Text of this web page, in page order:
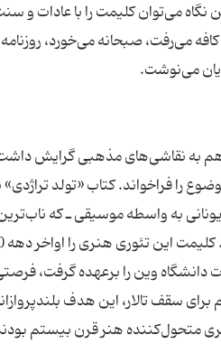
می‌توان کلیمت را با عادات و
می‌رفت، صبحانه می‌خورد،
به نقاشی‌های مذهبی گرایش
را فراخواند. کتاب «تولد تراژدی»
به واسطه موسیقی ـ که
دانشگاه وین را برعهده گرفت،
هنری متحول‌کننده‌ هنر قرن بیستم